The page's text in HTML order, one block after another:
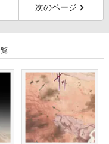
次のページ